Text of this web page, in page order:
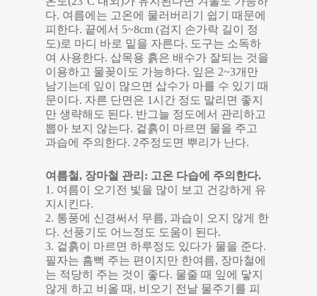
다. 여름에는 고온에 물러버리기 쉽기 때문에
피한다. 끝에서 5~8cm (검지 손가락 길이 정
도)로 마디 바로 밑을 자른다. 도구는 소독하
여 사용한다. 삽목용 흙은 배수가 잘되는 것을
이용하고 물꽂이도 가능하다. 잎은 2~3개만
남기는데 잎이 많으면 삽수가 마를 수 있기 때
문이다. 자른 단면은 1시간 정도 말리면 좋지
만 생략해도 된다. 반그늘 정도에서 관리하고
뽑아 보지 않는다. 겉흙이 마르면 물을 주고
과습에 주의한다. 2주정도면 뿌리가 난다.
여름철, 장마철 관리: 고온 다습에 주의한다.
1. 여름이 오기전 빛을 많이 보고 건강하게 유
지시킨다.
2. 통풍에 신경써서 무름, 과습이 오지 않게 한
다. 선풍기도 어느정도 도움이 된다.
3. 겉흙이 마르면 하루정도 있다가 물을 준다.
필자는 흠뻑 주는 편이지만 한여름, 장마철에
는 적당히 주는 것이 좋다. 물줄 때 잎에 닿지
않게 하고 비올 때, 비오기 전날 물주기를 피